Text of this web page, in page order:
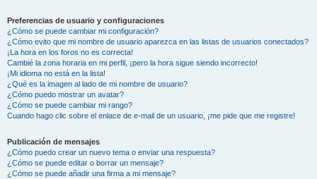
Preferencias de usuario y configuraciones
¿Cómo se puede cambiar mi configuración?
¿Cómo evito que mi nombre de usuario aparezca en las listas de usuarios conectados?
¡La hora en los foros no es correcta!
Cambié la zona horaria en mi perfil, ¡pero la hora sigue siendo incorrecto!
¡Mi idioma no está en la lista!
¿Qué es la imagen al lado de mi nombre de usuario?
¿Cómo puedo mostrar un avatar?
¿Cómo se puede cambiar mi rango?
Cuando hago clic sobre el enlace de e-mail de un usuario, ¡me pide que me registre!
Publicación de mensajes
¿Cómo puedo crear un nuevo tema o enviar una respuesta?
¿Cómo se puede editar o borrar un mensaje?
¿Cómo se puede añadir una firma a mi mensaje?